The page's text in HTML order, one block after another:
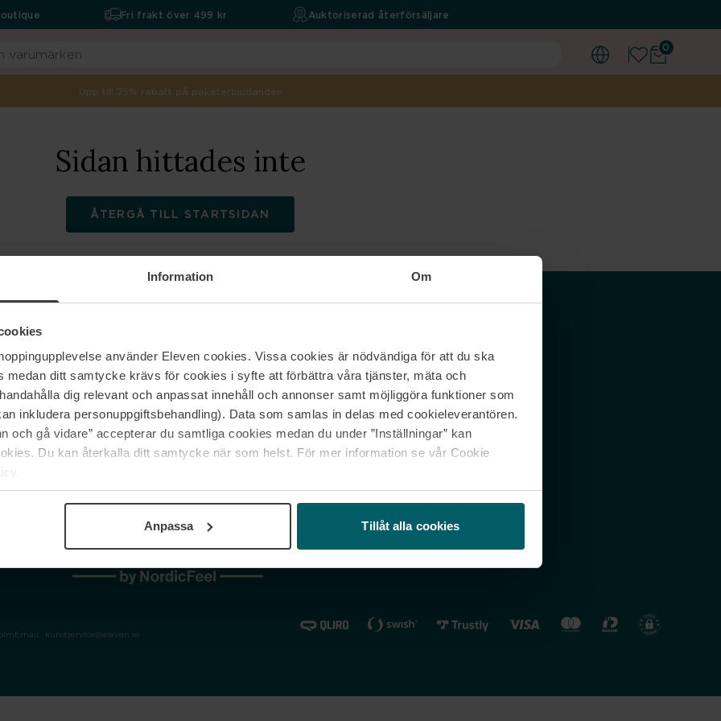
Information Om
använder Eleven cookies. Vissa cookies är nödvändiga för att du ska
medan ditt samtycke krävs för cookies i syfte att förbättra våra tjänster, mäta och
dig relevant och anpassat innehåll och annonser samt möjliggöra funktioner som
inkludera personuppgiftsbehandling). Data som samlas in delas med cookieleverantören.
och gå vidare” accepterar du samtliga cookies medan du under ”Inställningar” kan
Du kan återkalla ditt samtycke när som helst. För mer information se vår Cookie
Anpassa Tillåt alla cookies
0
Fri frakt över 499 kr Auktoriserad återförsäljare
Upp till 25% rabatt på paketerbjudanden
Sidan hittades inte
ÅTERGÅ TILL STARTSIDAN
Om oss
Jobba hos oss
Våra varumärken
Kontakta oss
Vanliga frågor & svar
Spåra min beställning
reklamationer
Nordicfeel SE
Nordicfeel FI
Nordicfeel NO
Email: kundservice@eleven.se